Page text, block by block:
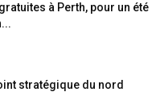
à Perth, pour un été
stratégique du nord